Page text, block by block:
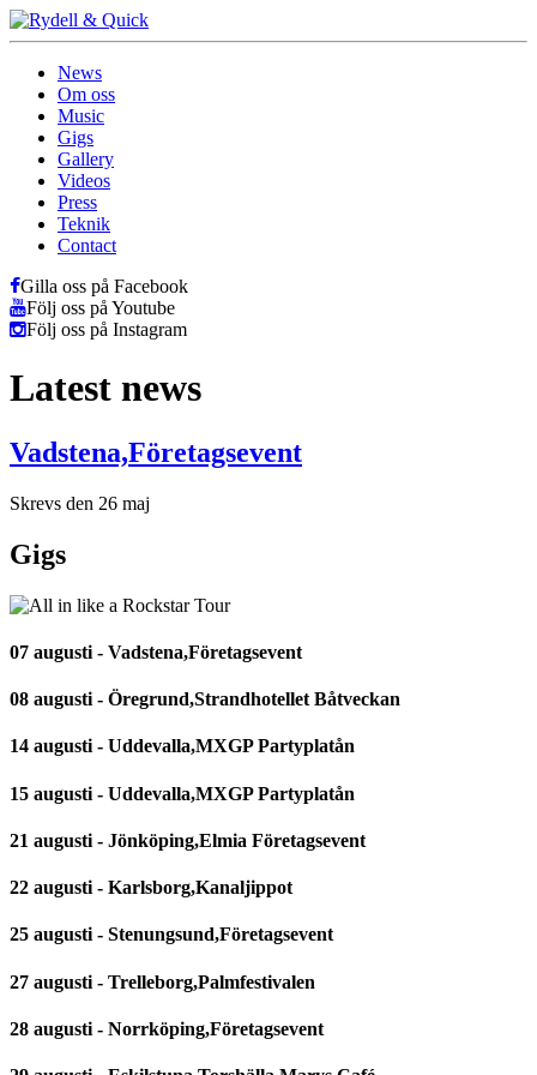
News
Om oss
Music
Gigs
Gallery
Videos
Press
Teknik
Contact
Gilla oss på Facebook
Följ oss på Youtube
Följ oss på Instagram
Latest news
Vadstena,Företagsevent
Skrevs den 26 maj
Gigs
07 augusti - Vadstena,Företagsevent
08 augusti - Öregrund,Strandhotellet Båtveckan
14 augusti - Uddevalla,MXGP Partyplatån
15 augusti - Uddevalla,MXGP Partyplatån
21 augusti - Jönköping,Elmia Företagsevent
22 augusti - Karlsborg,Kanaljippot
25 augusti - Stenungsund,Företagsevent
27 augusti - Trelleborg,Palmfestivalen
28 augusti - Norrköping,Företagsevent